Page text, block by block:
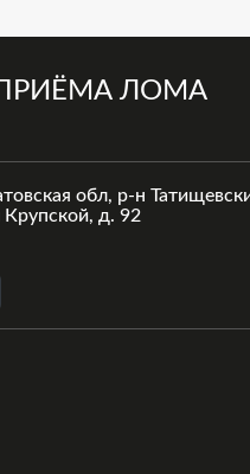
ЛОМА
обл, р-н
Крупской, д. 92